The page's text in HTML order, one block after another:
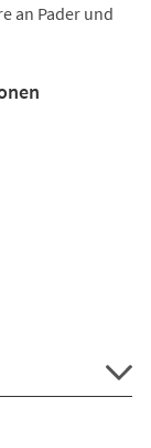
an Pader und